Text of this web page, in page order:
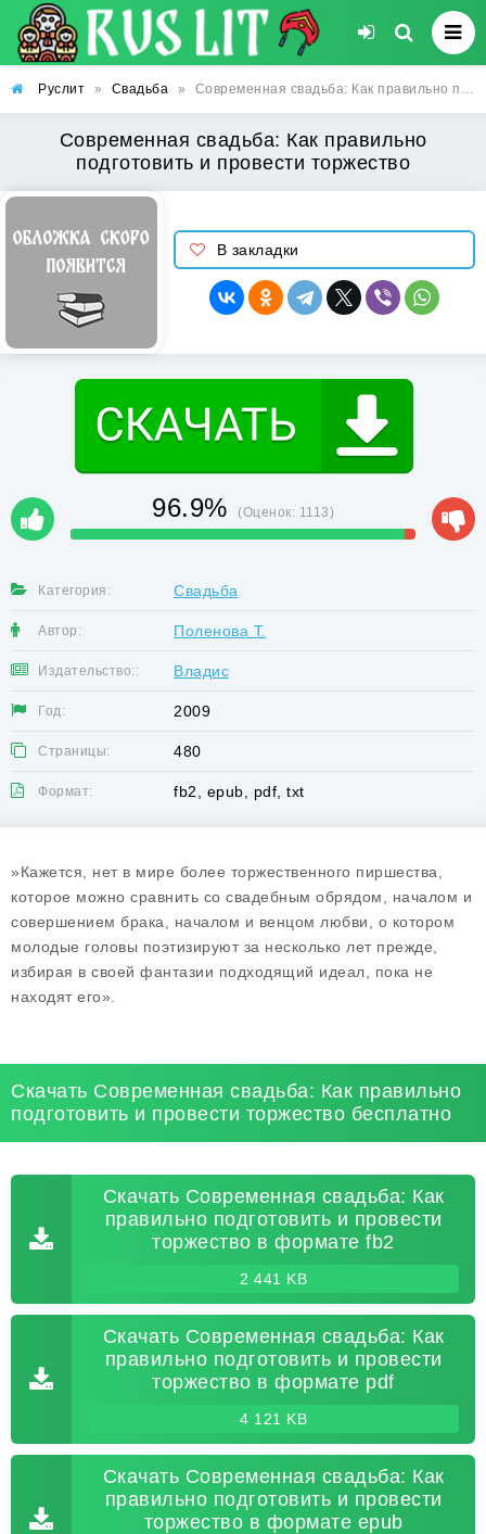
Руслит » Свадьба » Современная свадьба: Как правильно подготовить и провести торжество
Современная свадьба: Как правильно
подготовить и провести торжество
В закладки
96.9% (Оценок: 1113)
Категория: Свадьба
Автор: Поленова Т.
Издательство:: Владис
Год: 2009
Страницы: 480
Формат: fb2, epub, pdf, txt
»Кажется, нет в мире более торжественного пиршества,
которое можно сравнить со свадебным обрядом, началом и
совершением брака, началом и венцом любви, о котором
молодые головы поэтизируют за несколько лет прежде,
избирая в своей фантазии подходящий идеал, пока не
находят его».
Скачать Современная свадьба: Как правильно
подготовить и провести торжество бесплатно
Скачать Современная свадьба: Как
правильно подготовить и провести
торжество в формате fb2
2 441 KB
Скачать Современная свадьба: Как
правильно подготовить и провести
торжество в формате pdf
4 121 KB
Скачать Современная свадьба: Как
правильно подготовить и провести
торжество в формате epub